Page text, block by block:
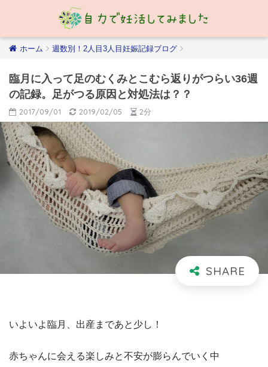
ホーム 週数別！2人目3人目妊娠記録ブログ
臨月に入って足のむくみとこむら返りがつらい36週
の記録。足がつる原因と対処法は？？
2017/09/01 2019/02/05 2分
いよいよ臨月、出産まであと少し！
赤ちゃんに会える楽しみと不安が膨らんでいく中